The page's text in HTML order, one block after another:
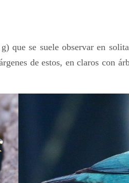
que se suele observar en
de estos, en claros con